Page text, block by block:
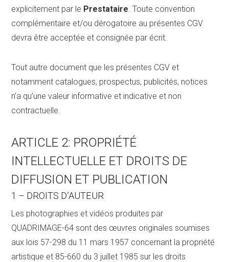
explicitement par le Prestataire. Toute convention
complémentaire et/ou dérogatoire au présentes CGV
devra être acceptée et consignée par écrit.
Tout autre document que les présentes CGV et
notamment catalogues, prospectus, publicités, notices
n’a qu’une valeur informative et indicative et non
contractuelle.
ARTICLE 2: PROPRIÉTÉ
INTELLECTUELLE ET DROITS DE
DIFFUSION ET PUBLICATION
1 – DROITS D’AUTEUR
Les photographies et vidéos produites par
QUADRIMAGE-64 sont des œuvres originales soumises
aux lois 57-298 du 11 mars 1957 concernant la propriété
artistique et 85-660 du 3 juillet 1985 sur les droits